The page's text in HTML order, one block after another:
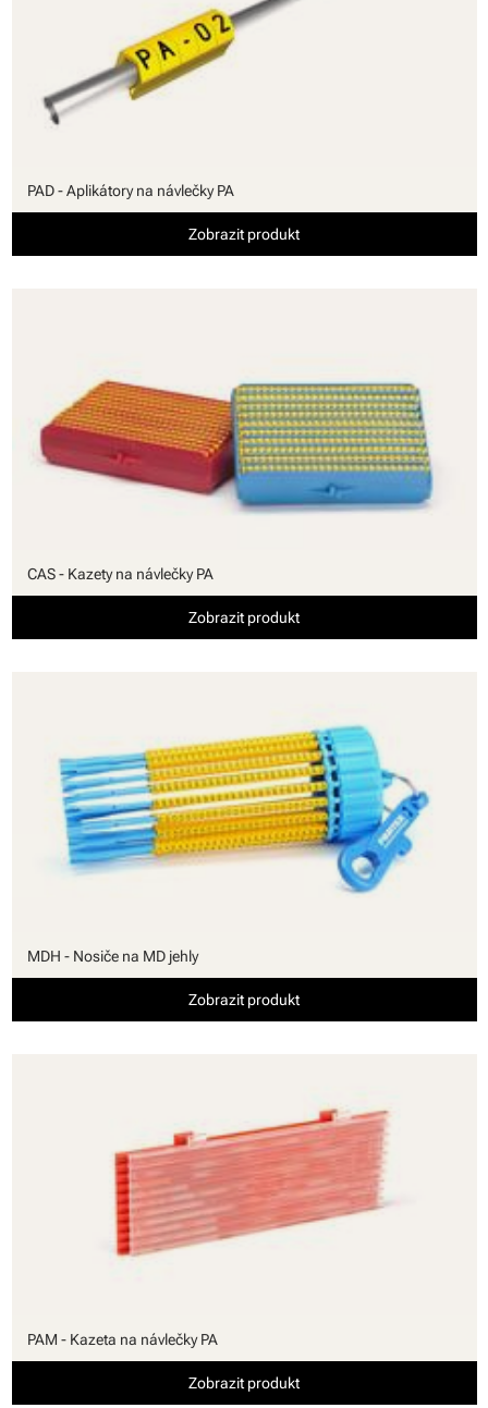
PAD - Aplikátory na návlečky PA
Zobrazit produkt
CAS - Kazety na návlečky PA
Zobrazit produkt
MDH - Nosiče na MD jehly
Zobrazit produkt
PAM - Kazeta na návlečky PA
Zobrazit produkt